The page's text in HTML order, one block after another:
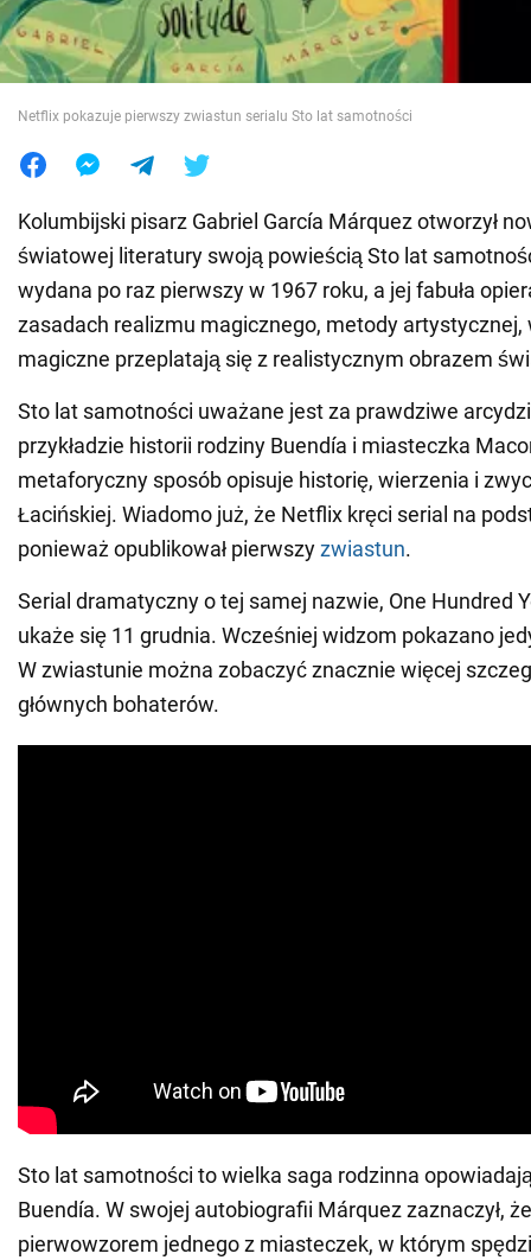
Świat
Jedzenie
Netflix pokazuje pierwszy zwiastun serialu Sto lat samotności
Kolumbijski pisarz Gabriel García Márquez otworzył
światowej literatury swoją powieścią Sto lat
wydana po raz pierwszy w 1967 roku, a jej fabuła
zasadach realizmu magicznego, metody
magiczne przeplatają się z realistycznym obrazem
Sto lat samotności uważane jest za prawdziwe
przykładzie historii rodziny Buendía i miasteczka
metaforyczny sposób opisuje historię, wierzenia i
Łacińskiej. Wiadomo już, że Netflix kręci serial na
ponieważ opublikował pierwszyzwiastun.
Serial dramatyczny o tej samej nazwie, One Hundred
ukaże się 11 grudnia. Wcześniej widzom pokazano
W zwiastunie można zobaczyć znacznie więcej
głównych bohaterów.
Sto lat samotności to wielka saga rodzinna
Buendía. W swojej autobiografii Márquez zaznaczył,
pierwowzorem jednego z miasteczek, w którym